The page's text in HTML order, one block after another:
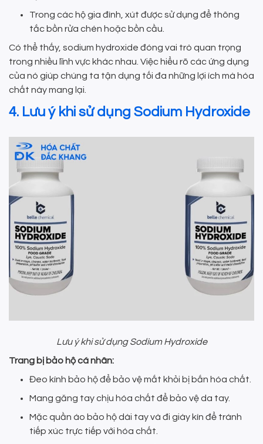
Trong các hộ gia đình, xút được sử dụng để thông
tắc bồn rửa chén hoặc bồn cầu.
Có thể thấy, sodium hydroxide đóng vai trò quan trọng
trong nhiều lĩnh vực khác nhau. Việc hiểu rõ các ứng dụng
của nó giúp chúng ta tận dụng tối đa những lợi ích mà hóa
chất này mang lại.
4. Lưu ý khi sử dụng Sodium Hydroxide
Lưu ý khi sử dụng Sodium Hydroxide
Trang bị bảo hộ cá nhân:
Đeo kính bảo hộ để bảo vệ mắt khỏi bị bắn hóa chất.
Mang găng tay chịu hóa chất để bảo vệ da tay.
Mặc quần áo bảo hộ dài tay và đi giày kín để tránh
tiếp xúc trực tiếp với hóa chất.